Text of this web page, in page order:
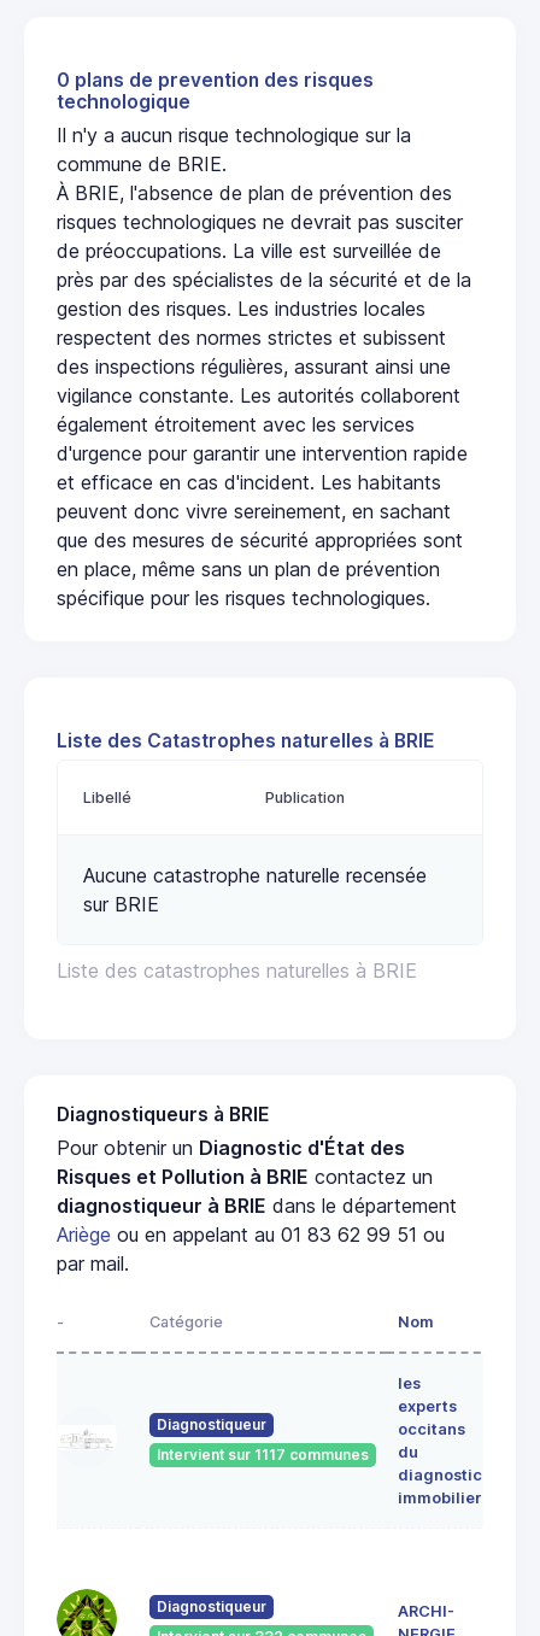
0 plans de prevention des risques
technologique
Il n'y a aucun risque technologique sur la
commune de BRIE.
À BRIE, l'absence de plan de prévention des
risques technologiques ne devrait pas susciter
de préoccupations. La ville est surveillée de
près par des spécialistes de la sécurité et de la
gestion des risques. Les industries locales
respectent des normes strictes et subissent
des inspections régulières, assurant ainsi une
vigilance constante. Les autorités collaborent
également étroitement avec les services
d'urgence pour garantir une intervention rapide
et efficace en cas d'incident. Les habitants
peuvent donc vivre sereinement, en sachant
que des mesures de sécurité appropriées sont
en place, même sans un plan de prévention
spécifique pour les risques technologiques.
Liste des Catastrophes naturelles à BRIE
Liste des catastrophes naturelles à BRIE
Libellé Publication
Aucune catastrophe naturelle recensée
sur BRIE
Diagnostiqueurs à BRIE
Pour obtenir un Diagnostic d'État des
Risques et Pollution à BRIE contactez un
diagnostiqueur à BRIE dans le département
Ariège ou en appelant au 01 83 62 99 51 ou
par mail.
- Catégorie Nom
Diagnostiqueur
Intervient sur 1117 communes
les
experts
occitans
du
diagnostic
immobilier
Diagnostiqueur
ARCHI-